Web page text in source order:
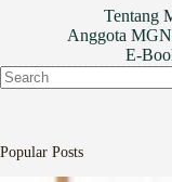
Tentang
Anggota MGN
E-
Popular Posts